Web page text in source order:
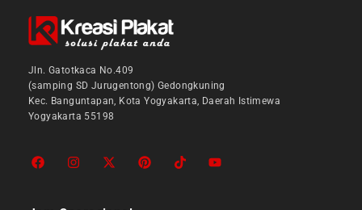
terhadap benturan dan perubahan cuaca. Cocok untuk
penghargaan korporat, event olahraga, kompetisi akademis,
hingga hadiah personal.
Keunggulan Plakat Resin Dibanding
Jln. Gatotkaca No.409
(samping SD Jurugentong) Gedongkuning
Kec. Banguntapan, Kota Yogyakarta, Daerah Istimewa
Yogyakarta 55198